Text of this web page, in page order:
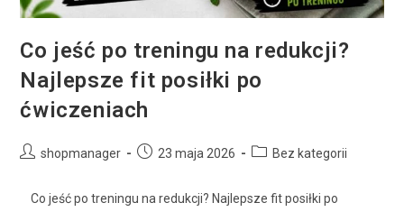
Co jeść po treningu na redukcji?
Najlepsze fit posiłki po
ćwiczeniach
shopmanager 23 maja 2026 Bez kategorii
Co jeść po treningu na redukcji? Najlepsze fit posiłki po